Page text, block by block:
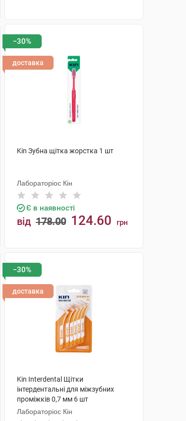
−30%
доставка
Kin Зубна щітка жорстка 1 шт
Лабораторіос Кін
Є в наявності
від 178.00 124.60 грн
−30%
доставка
Kin Interdental Щітки
інтердентальні для міжзубних
проміжків 0,7 мм 6 шт
Лабораторіос Кін